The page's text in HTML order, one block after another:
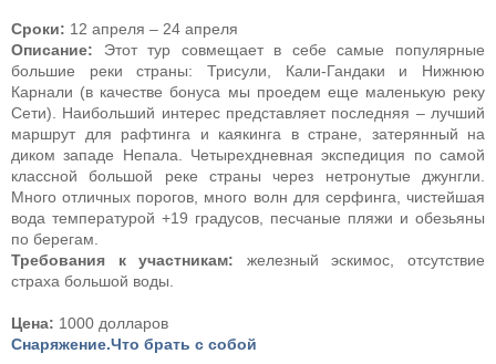
Сроки: 12 апреля – 24 апреля
Описание: Этот тур совмещает в себе самые популярные
большие реки страны: Трисули, Кали-Гандаки и Нижнюю
Карнали (в качестве бонуса мы проедем еще маленькую реку
Сети). Наибольший интерес представляет последняя – лучший
маршрут для рафтинга и каякинга в стране, затерянный на
диком западе Непала. Четырехдневная экспедиция по самой
классной большой реке страны через нетронутые джунгли.
Много отличных порогов, много волн для серфинга, чистейшая
вода температурой +19 градусов, песчаные пляжи и обезьяны
по берегам.
Требования к участникам: железный эскимос, отсутствие
страха большой воды.
Цена: 1000 долларов
Снаряжение.Что брать с собой